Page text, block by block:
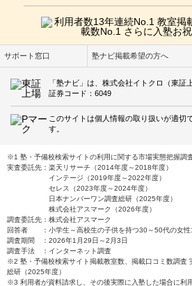
サポート窓口 塾ナビ掲載希望の方へ
「塾ナビ」は、株式会社イトクロ（東証
証券コード：6049
このサイトは個人情報の取り扱いが適切
す。
※1 塾・予備校検索サイトの利用に関する市場実態把握調
実査委託先：楽天リサーチ（2014年度～2018年度）
インテージ（2019年度～2022年度）
セレス（2023年度～2024年度）
日本ナンバーワン調査総研（2025年度）
株式会社アスマーク（2026年度）
調査委託先：株式会社アスマーク
回答者 ：小学生～高校生の子供を持つ30～50代の女性
調査期間 ：2026年1月29日～2月3日
調査手法 ：インターネット調査
※2 塾・予備校検索サイト掲載教室数、掲載口コミ数調査
総研（2025年度）
※3 利用者が資料請求し、その後実際に入塾した場合に利